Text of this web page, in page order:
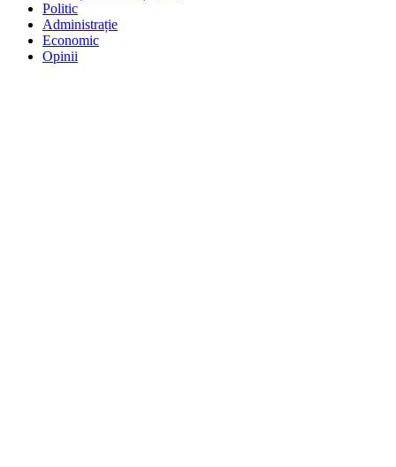
Politic
Administrație
Economic
Opinii